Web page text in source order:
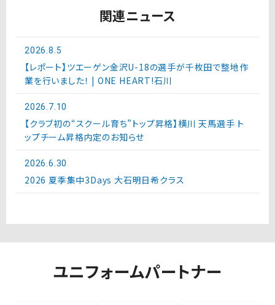
関連ニュース
2026.8.5
【レポート】ツエーゲン金沢U-18の選手が千枚田で整地作
業を行いました！ | ONE HEART!石川
2026.7.10
【クラブ初の“スクール育ち”トップ昇格】横川 天馬選手 ト
ップチーム昇格内定のお知らせ
2026.6.30
2026 夏季集中3Days 大石明日希クラス
ユニフォームパートナー